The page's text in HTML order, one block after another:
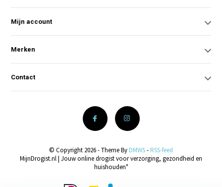
Mijn account
Merken
Contact
© Copyright 2026 - Theme By DMWS- RSS-feed
MijnDrogist.nl | Jouw online drogist voor verzorging, gezondheid en
huishouden"